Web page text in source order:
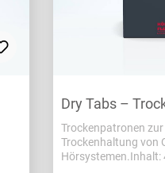
Dry Tabs –
Trockenpatronen
Trockenhaltung von